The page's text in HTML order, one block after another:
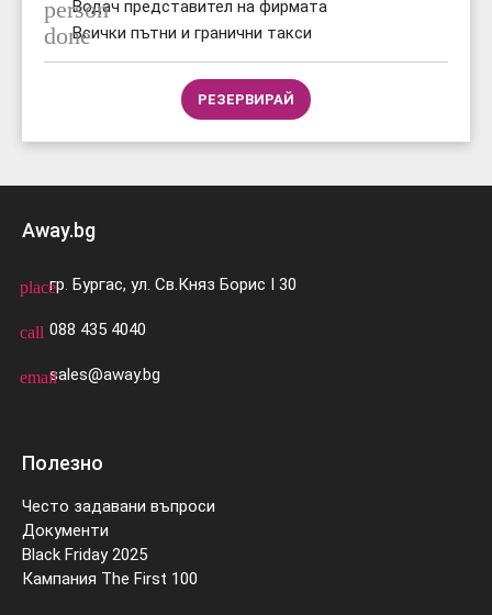
person
Водач представител на фирмата
doneВсички пътни и гранични такси
РЕЗЕРВИРАЙ
Away.bg
placeгр. Бургас, ул. Св.Княз Борис I 30
call 088 435 4040
emailsales@away.bg
Полезно
Често задавани въпроси
Документи
Black Friday 2025
Кампания The First 100